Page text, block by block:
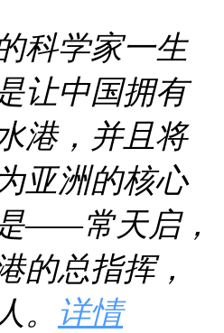
科学家一生
让中国拥有
港，并且将
亚洲的核心
——常天启，
的总指挥，
。 详情